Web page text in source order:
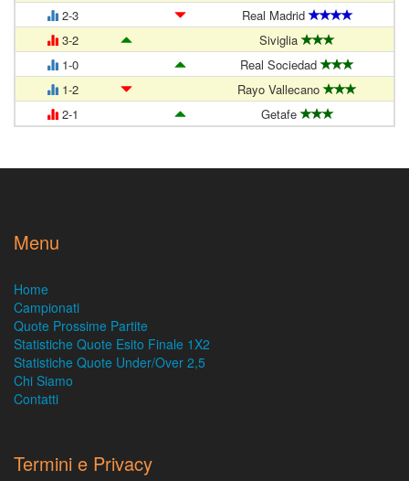
2-3
Real Madrid
3-2
Siviglia
1-0
Real Sociedad
1-2
Rayo Vallecano
2-1
Getafe
Menu
Home
Campionati
Quote Prossime Partite
Statistiche Quote Esito Finale 1X2
Statistiche Quote Under/Over 2,5
Chi Siamo
Contatti
Termini e Privacy